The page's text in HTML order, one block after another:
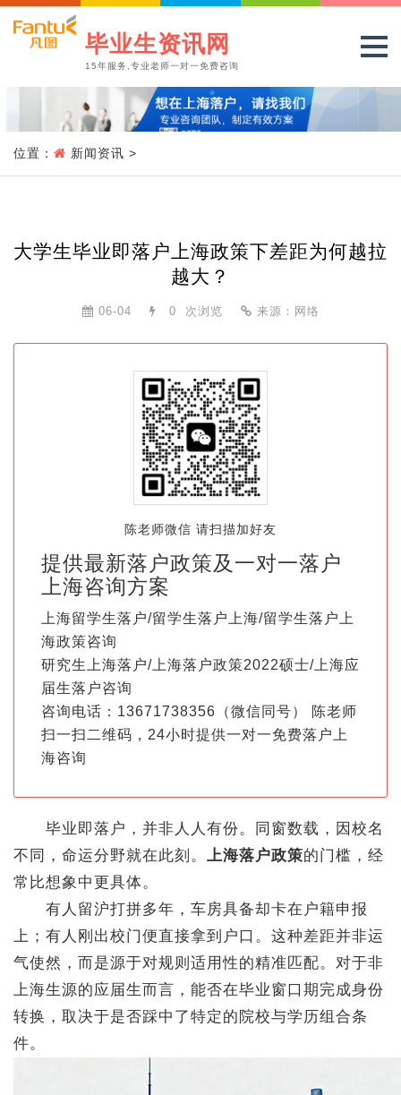
毕业生资讯网
15年服务,专业老师一对一免费咨询
位置： 新闻资讯 >
大学生毕业即落户上海政策下差距为何越拉
越大？
06-04 0 次浏览 来源：网络
陈老师微信 请扫描加好友
提供最新落户政策及一对一落户
上海咨询方案
上海留学生落户/留学生落户上海/留学生落户上
海政策咨询
研究生上海落户/上海落户政策2022硕士/上海应
届生落户咨询
咨询电话：13671738356（微信同号） 陈老师
扫一扫二维码，24小时提供一对一免费落户上
海咨询
毕业即落户，并非人人有份。同窗数载，因校名
不同，命运分野就在此刻。 上海落户政策的门槛，经
常比想象中更具体。
有人留沪打拼多年，车房具备却卡在户籍申报
上；有人刚出校门便直接拿到户口。这种差距并非运
气使然，而是源于对规则适用性的精准匹配。对于非
上海生源的应届生而言，能否在毕业窗口期完成身份
转换，取决于是否踩中了特定的院校与学历组合条
件。